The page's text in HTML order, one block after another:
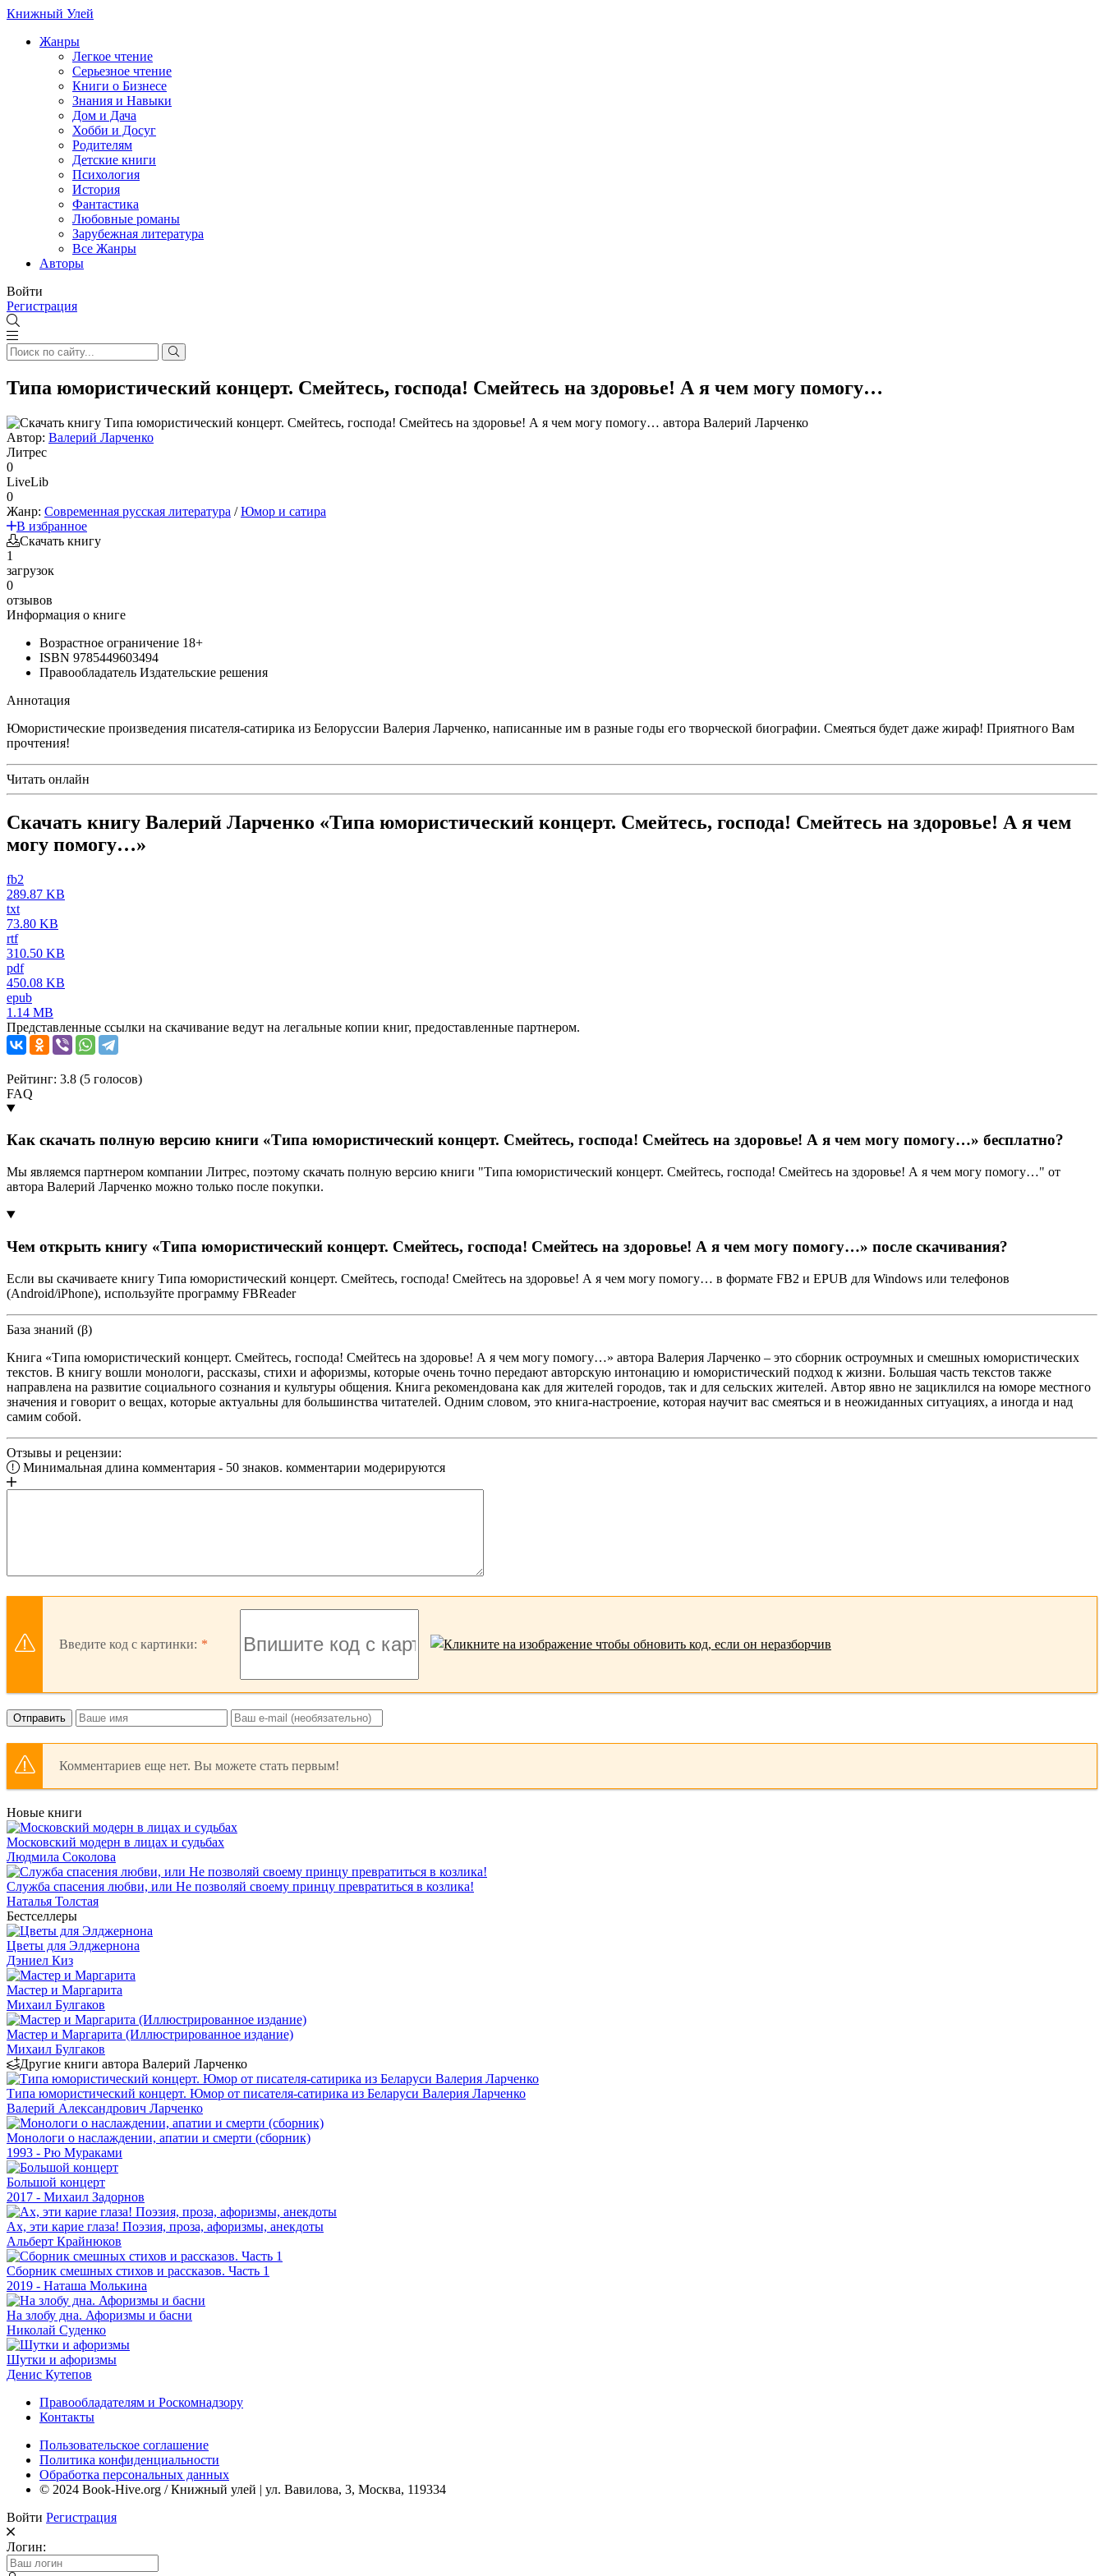
Книжный Улей
Жанры
Легкое чтение
Серьезное чтение
Книги о Бизнесе
Знания и Навыки
Дом и Дача
Хобби и Досуг
Родителям
Детские книги
Психология
История
Фантастика
Любовные романы
Зарубежная литература
Все Жанры
Авторы
Войти
Регистрация
Типа юмористический концерт. Смейтесь, господа! Смейтесь на здоровье! А я чем могу помогу…
Автор: Валерий Ларченко
Литрес
0
LiveLib
0
Жанр: Современная русская литература /Юмор и сатира
В избранное
Скачать книгу
1
загрузок
0
отзывов
Информация о книге
Возрастное ограничение 18+
ISBN 9785449603494
Правообладатель Издательские решения
Аннотация
Юмористические произведения писателя-сатирика из Белоруссии Валерия Ларченко, написанные им в разные годы его творческой биографии. Смеяться будет даже жираф! Приятного Вам
прочтения!
Читать онлайн
Скачать книгу Валерий Ларченко «Типа юмористический концерт. Смейтесь, господа! Смейтесь на здоровье! А я чем
могу помогу…»
fb2
289.87 KB
txt
73.80 KB
rtf
310.50 KB
pdf
450.08 KB
epub
1.14 MB
Представленные ссылки на скачивание ведут на легальные копии книг, предоставленные партнером.
Рейтинг: 3.8 (5 голосов)
FAQ
Как скачать полную версию книги «Типа юмористический концерт. Смейтесь, господа! Смейтесь на здоровье! А я чем могу помогу…» бесплатно?
Мы являемся партнером компании Литрес, поэтому скачать полную версию книги "Типа юмористический концерт. Смейтесь, господа! Смейтесь на здоровье! А я чем могу помогу…" от
автора Валерий Ларченко можно только после покупки.
Чем открыть книгу «Типа юмористический концерт. Смейтесь, господа! Смейтесь на здоровье! А я чем могу помогу…» после скачивания?
Если вы скачиваете книгу Типа юмористический концерт. Смейтесь, господа! Смейтесь на здоровье! А я чем могу помогу… в формате FB2 и EPUB для Windows или телефонов
(Android/iPhone), используйте программу FBReader
База знаний (β)
Книга «Типа юмористический концерт. Смейтесь, господа! Смейтесь на здоровье! А я чем могу помогу…» автора Валерия Ларченко – это сборник остроумных и смешных юмористических
текстов. В книгу вошли монологи, рассказы, стихи и афоризмы, которые очень точно передают авторскую интонацию и юмористический подход к жизни. Большая часть текстов также
направлена на развитие социального сознания и культуры общения. Книга рекомендована как для жителей городов, так и для сельских жителей. Автор явно не зациклился на юморе местного
значения и говорит о вещах, которые актуальны для большинства читателей. Одним словом, это книга-настроение, которая научит вас смеяться и в неожиданных ситуациях, а иногда и над
самим собой.
Отзывы и рецензии:
Минимальная длина комментария - 50 знаков. комментарии модерируются
Введите код с картинки:
Отправить
Комментариев еще нет. Вы можете стать первым!
Новые книги
Московский модерн в лицах и судьбах
Людмила Соколова
Служба спасения любви, или Не позволяй своему принцу превратиться в козлика!
Наталья Толстая
Бестселлеры
Цветы для Элджернона
Дэниел Киз
Мастер и Маргарита
Михаил Булгаков
Мастер и Маргарита (Иллюстрированное издание)
Михаил Булгаков
Другие книги автора Валерий Ларченко
Типа юмористический концерт. Юмор от писателя-сатирика из Беларуси Валерия Ларченко
Валерий Александрович Ларченко
Монологи о наслаждении, апатии и смерти (сборник)
1993 - Рю Мураками
Большой концерт
2017 - Михаил Задорнов
Ах, эти карие глаза! Поэзия, проза, афоризмы, анекдоты
Альберт Крайнюков
Сборник смешных стихов и рассказов. Часть 1
2019 - Наташа Молькина
На злобу дна. Афоризмы и басни
Николай Суденко
Шутки и афоризмы
Денис Кутепов
Правообладателям и Роскомнадзору
Контакты
Пользовательское соглашение
Политика конфиденциальности
Обработка персональных данных
© 2024 Book-Hive.org / Книжный улей | ул. Вавилова, 3, Москва, 119334
Войти Регистрация
Логин: